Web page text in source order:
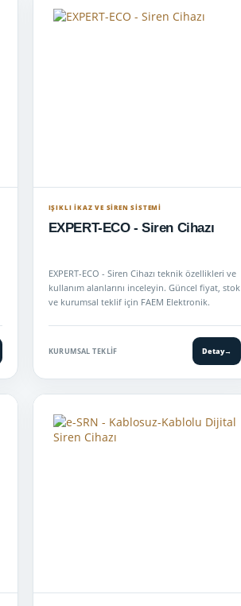
IŞIKLI İKAZ VE SİREN SİSTEMİ
EXPERT-ECO - Siren Cihazı
EXPERT-ECO - Siren Cihazı teknik özellikleri ve
kullanım alanlarını inceleyin. Güncel fiyat, stok
ve kurumsal teklif için FAEM Elektronik.
KURUMSAL TEKLIF Detay→